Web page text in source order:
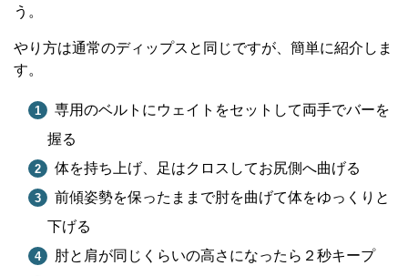
う。
やり方は通常のディップスと同じですが、簡単に紹介しま
す。
専用のベルトにウェイトをセットして両手でバーを
握る
体を持ち上げ、足はクロスしてお尻側へ曲げる
前傾姿勢を保ったままで肘を曲げて体をゆっくりと
下げる
肘と肩が同じくらいの高さになったら２秒キープ